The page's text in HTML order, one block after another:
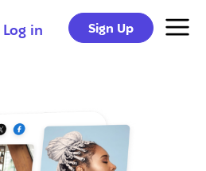
Log in Sign Up